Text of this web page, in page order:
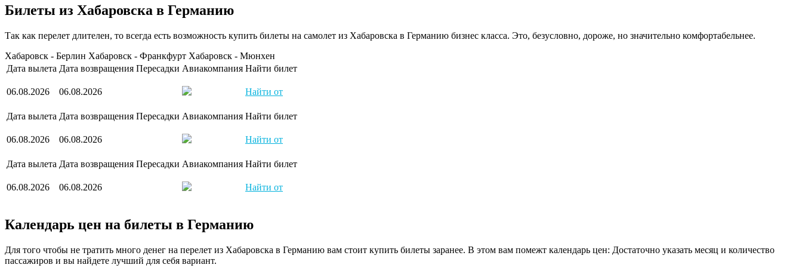
Билеты из Хабаровска в Германию
Так как перелет длителен, то всегда есть возможность купить билеты на самолет из Хабаровска в Германию бизнес класса. Это, безусловно, дороже, но значительно комфортабельнее.
Хабаровск - Берлин Хабаровск - Франкфурт Хабаровск - Мюнхен
Дата вылета Дата возвращения Пересадки Авиакомпания Найти билет
06.08.2026 06.08.2026 Найти от
Дата вылета Дата возвращения Пересадки Авиакомпания Найти билет
06.08.2026 06.08.2026 Найти от
Дата вылета Дата возвращения Пересадки Авиакомпания Найти билет
06.08.2026 06.08.2026 Найти от
Календарь цен на билеты в Германию
Для того чтобы не тратить много денег на перелет из Хабаровска в Германию вам стоит купить билеты заранее. В этом вам помежт календарь цен: Достаточно указать месяц и количество
пассажиров и вы найдете лучший для себя вариант.